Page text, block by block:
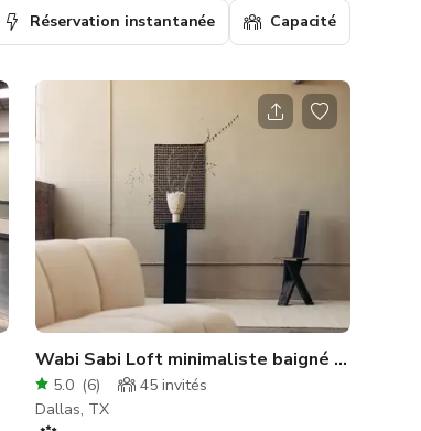
Réservation instantanée Capacité
Wabi Sabi Loft minimaliste baigné de soleil
5.0 (6) 45 invités
Dallas, TX